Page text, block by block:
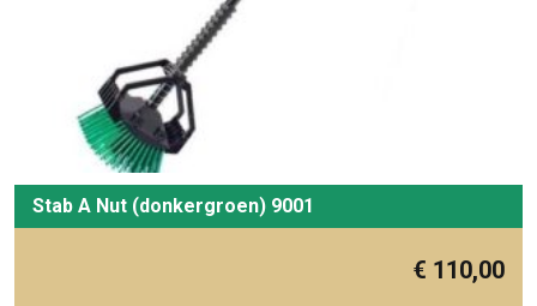
Stab A Nut (donkergroen) 9001
€ 110,00